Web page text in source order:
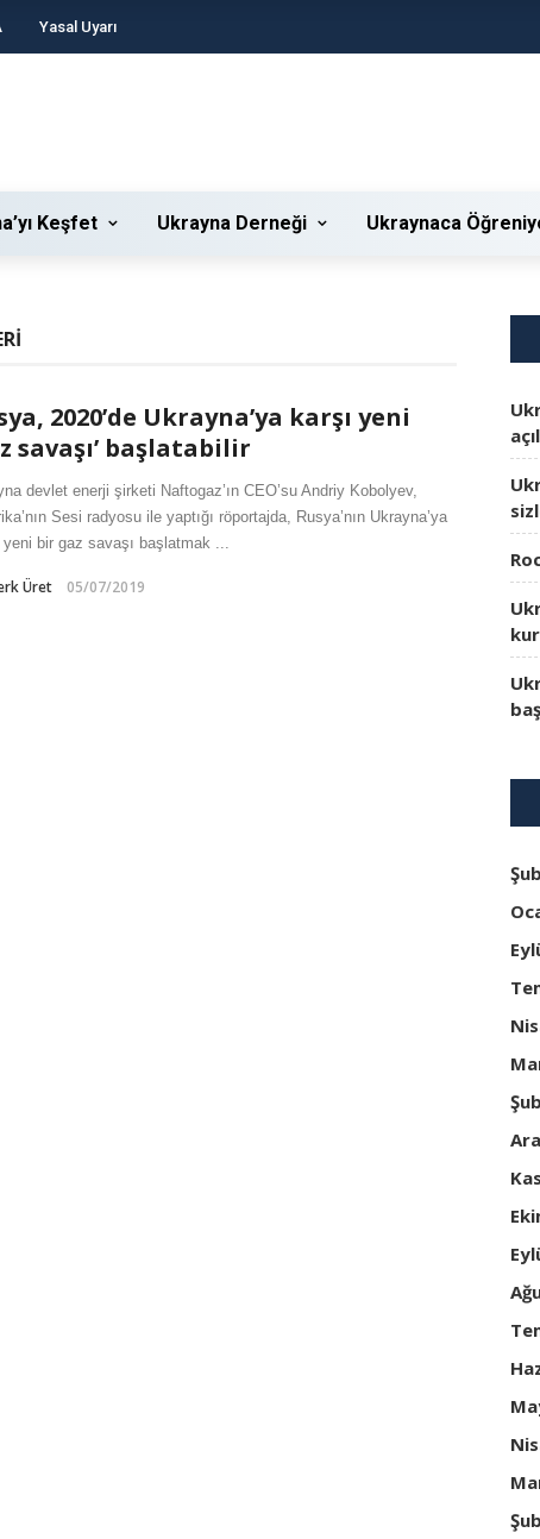
Yasal Uyarı
Keşfet Ukrayna Derneği Ukraynaca
2020’de Ukrayna’ya karşı yeni
savaşı’ başlatabilir
devlet enerji şirketi Naftogaz’ın CEO’su Andriy Kobolyev,
Sesi radyosu ile yaptığı röportajda, Rusya’nın Ukrayna’ya
yeni bir gaz savaşı başlatmak ...
Üret 05/07/2019